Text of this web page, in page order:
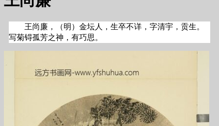
王尚廉，（明）金坛人，生卒不详，字清宇，贡生。
写菊锝孤芳之神，有巧思。